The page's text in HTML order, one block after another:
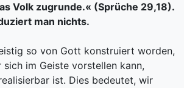
Volk zugrunde.« (Sprüche 29,18).
man nichts.
so von Gott konstruiert worden,
sich im Geiste vorstellen kann,
ist. Dies bedeutet, wir